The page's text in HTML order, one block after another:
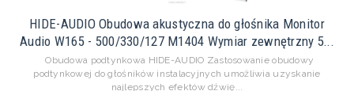
HIDE-AUDIO Obudowa akustyczna do głośnika Monitor
Audio W165 - 500/330/127 M1404 Wymiar zewnętrzny 5...
Obudowa podtynkowa HIDE-AUDIO Zastosowanie obudowy
podtynkowej do głośników instalacyjnych umożliwia uzyskanie
najlepszych efektów dźwię...